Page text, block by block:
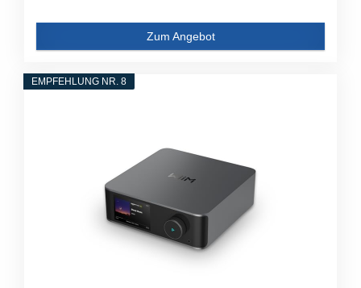
Zum Angebot
EMPFEHLUNG NR. 8